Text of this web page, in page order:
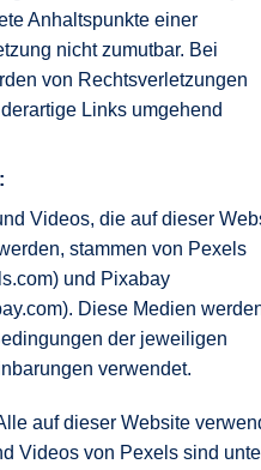
Anhaltspunkte einer
nicht zumutbar. Bei
von Rechtsverletzungen
Links umgehend
Videos, die auf dieser
stammen von Pexels
und Pixabay
Diese Medien
der jeweiligen
verwendet.
auf dieser Website
Videos von Pexels sind